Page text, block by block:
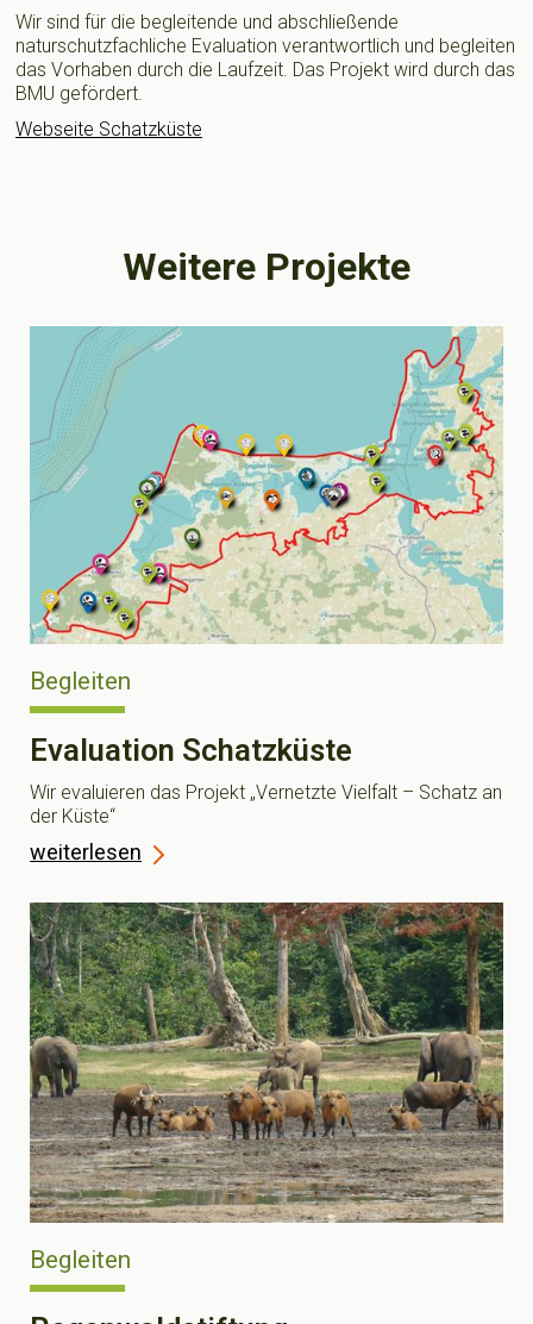
Wir sind für die begleitende und abschließende
naturschutzfachliche Evaluation verantwortlich und begleiten
das Vorhaben durch die Laufzeit. Das Projekt wird durch das
BMU gefördert.
Webseite Schatzküste
Weitere Projekte
Begleiten
Evaluation Schatzküste
Wir evaluieren das Projekt „Vernetzte Vielfalt – Schatz an
der Küste“
weiterlesen
Begleiten